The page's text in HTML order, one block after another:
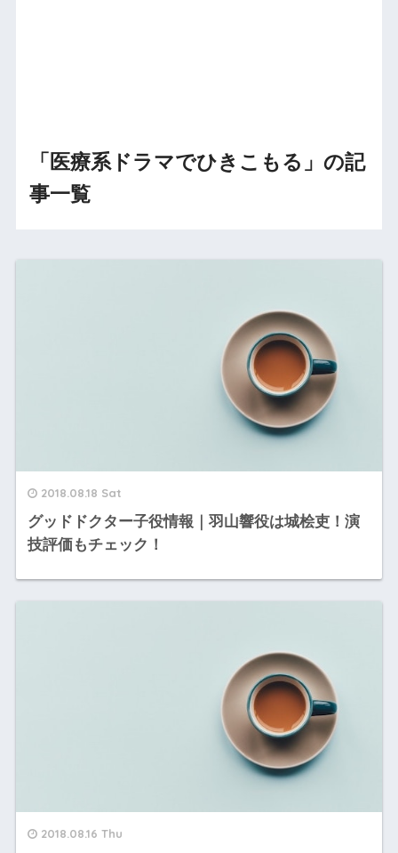
「医療系ドラマでひきこもる」の記
事一覧
2018.08.18 Sat
グッドドクター子役情報｜羽山響役は城桧吏！演
技評価もチェック！
2018.08.16 Thu